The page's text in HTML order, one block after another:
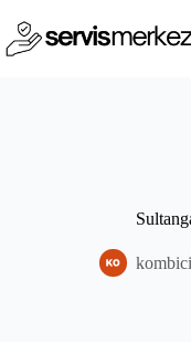
content
kombici